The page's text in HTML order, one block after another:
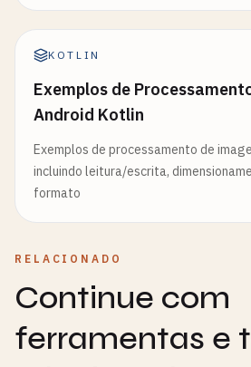
KOTLIN
Exemplos de
Android Kotlin
Exemplos de processamento de
incluindo leitura/escrita,
formato
RELACIONADO
Continue com
ferramentas e